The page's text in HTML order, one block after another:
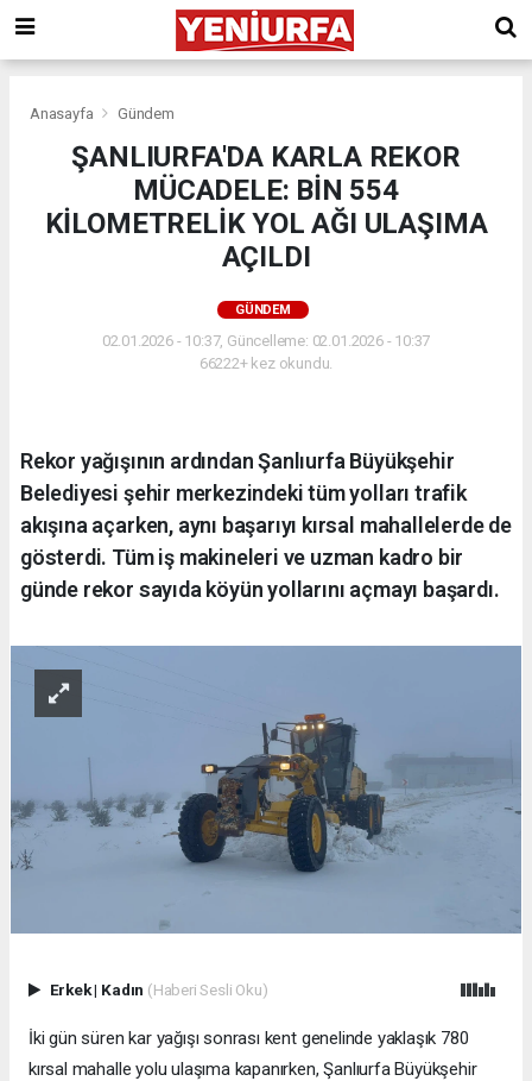
Anasayfa Gündem
ŞANLIURFA'DA KARLA REKOR
MÜCADELE: BİN 554
KİLOMETRELİK YOL AĞI ULAŞIMA
AÇILDI
GÜNDEM
02.01.2026 - 10:37, Güncelleme: 02.01.2026 - 10:37
66222+ kez okundu.
Rekor yağışının ardından Şanlıurfa Büyükşehir
Belediyesi şehir merkezindeki tüm yolları trafik
akışına açarken, aynı başarıyı kırsal mahallelerde de
gösterdi. Tüm iş makineleri ve uzman kadro bir
günde rekor sayıda köyün yollarını açmayı başardı.
Erkek| Kadın (Haberi Sesli Oku)
İki gün süren kar yağışı sonrası kent genelinde yaklaşık 780
kırsal mahalle yolu ulaşıma kapanırken, Şanlıurfa Büyükşehir